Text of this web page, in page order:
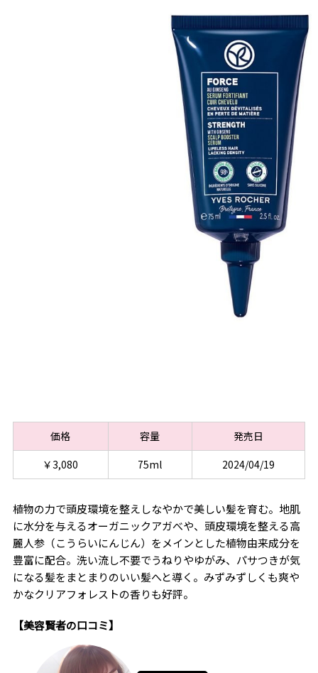
価格 容量
発売日
￥3,080
75ml 2024/04/19
植物の力で頭皮環境を整えしなやかで美しい髪を育む。地肌
に水分を与えるオーガニックアガべや、頭皮環境を整える高
麗人参（こうらいにんじん）をメインとした植物由来成分を
豊富に配合。洗い流し不要でうねりやゆがみ、パサつきが気
になる髪をまとまりのいい髪へと導く。みずみずしくも爽や
かなクリアフォレストの香りも好評。
【美容賢者の口コミ】